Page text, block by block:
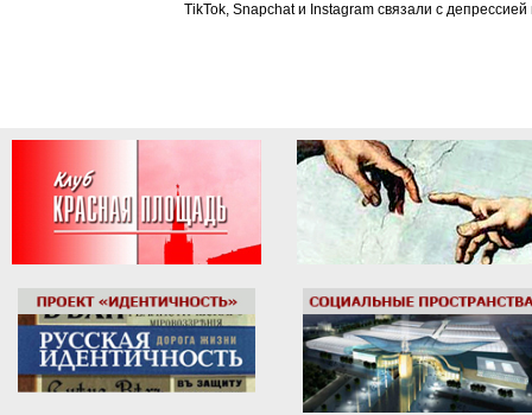
TikTok, Snapchat и Instagram связали с